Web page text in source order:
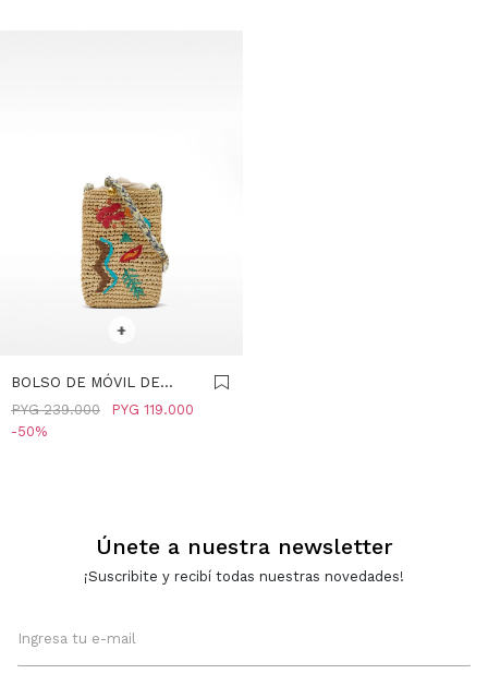
+
BOLSO DE MÓVIL DE
RAFIA - MULTICOLOR
PYG 119.000
PYG 239.000
50
Únete a nuestra newsletter
¡Suscribite y recibí todas nuestras novedades!